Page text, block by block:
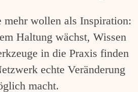
mehr wollen als Inspiration:
Haltung wächst, Wissen
in die Praxis finden
echte Veränderung
macht.